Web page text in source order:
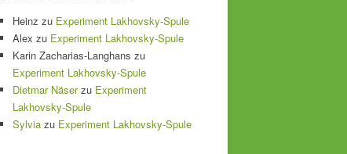
Heinz zu Experiment Lakhovsky-Spule
Alex zu Experiment Lakhovsky-Spule
Karin Zacharias-Langhans zu
Experiment Lakhovsky-Spule
Dietmar Näserzu Experiment
Lakhovsky-Spule
Sylvia zu Experiment Lakhovsky-Spule